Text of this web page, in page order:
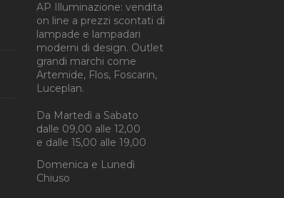
AP Illuminazione: vendita
on line a prezzi scontati di
lampade e lampadari
moderni di design. Outlet
grandi marchi come
Artemide, Flos, Foscarin,
Luceplan.
Da Martedì a Sabato
dalle 09,00 alle 12,00
e dalle 15,00 alle 19,00
Domenica e Lunedì
Chiuso